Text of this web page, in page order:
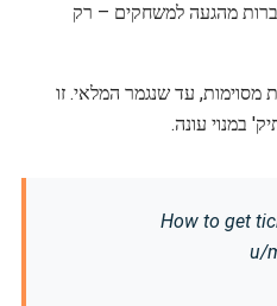
מהגעה למשחקים – רק
מסוימות, עד שנגמר המלאי. זו
במנוי עונה.
How to get
u/